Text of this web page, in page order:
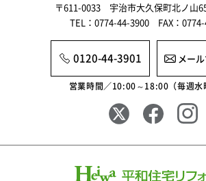
〒611-0033 宇治市大久保町北ノ山
TEL：0774-44-3900 FAX：
0120-44-3901 メー
営業時間／10:00～18:00（毎週水